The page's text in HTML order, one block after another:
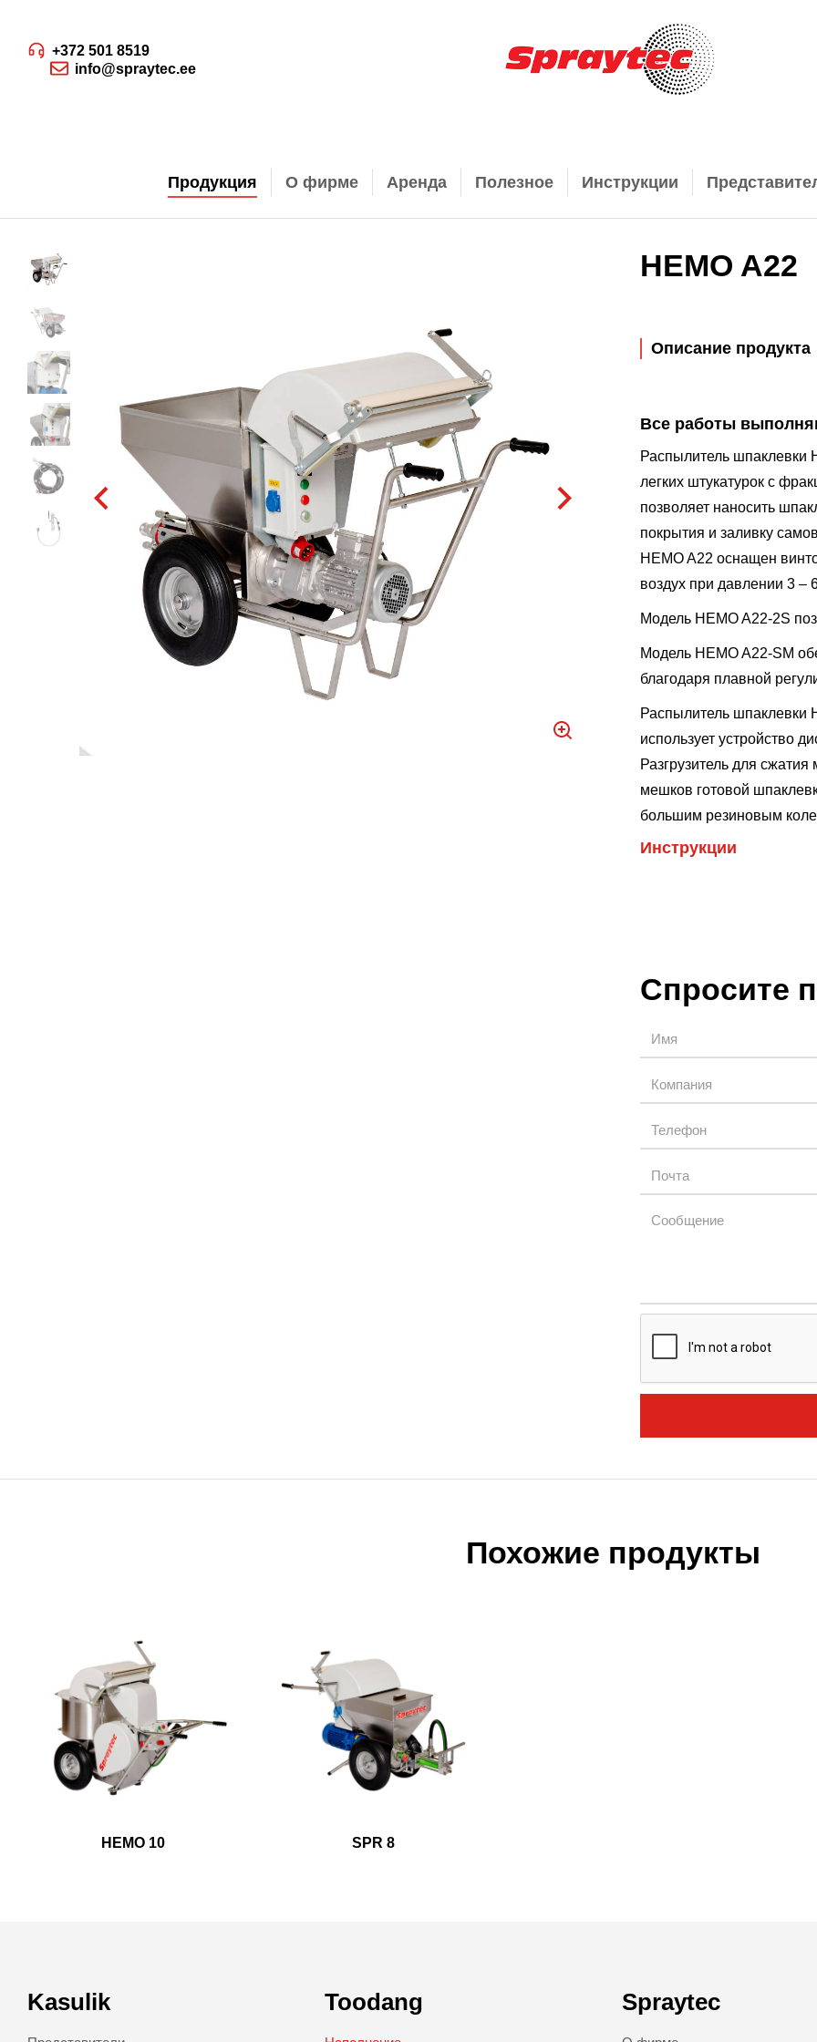
+372 501 8519
info@spraytec.ee
Продукция О фирме Аренда Полезное Инструкции
HEMO A22
Описание продукта
Все работы
Распылитель шпаклевки
легких штукатурок с
позволяет наносить
покрытия и заливку
HEMO A22 оснащен
воздух при давлении 3 –
Модель HEMO A22-2S
Модель HEMO A22-SM
благодаря плавной
Распылитель шпаклевки
использует устройство
Разгрузитель для
мешков готовой
большим резиновым
Инструкции
Спросите
Похожие продукты
HEMO 10 SPR 8
Kasulik Toodang Spraytec